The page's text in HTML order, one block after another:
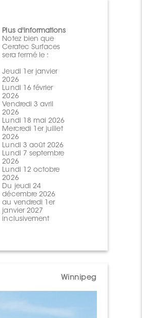
Plus d'informations
Notez bien que
Ceratec Surfaces
sera fermé le :
Jeudi 1er janvier
2026
Lundi 16 février
2026
Vendredi 3 avril
2026
Lundi 18 mai 2026
Mercredi 1er juillet
2026
Lundi 3 août 2026
Lundi 7 septembre
2026
Lundi 12 octobre
2026
Du jeudi 24
décembre 2026
au vendredi 1er
janvier 2027
inclusivement
Winnipeg